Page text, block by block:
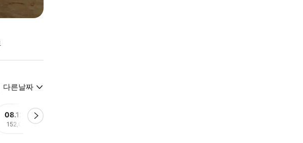
다른날짜
08.12(수)
152,099원